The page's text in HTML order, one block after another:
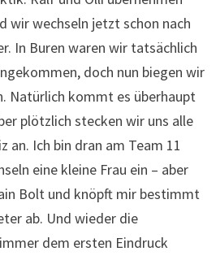
Bolt und knöpft mir bestimmt
ab. Und wieder die
dem ersten Eindruck
auf den Straßen, zumal nun
der nächsten folgt. Abschnitte,
begleiten kann, so dass sich
gegenseitig ablösen können.